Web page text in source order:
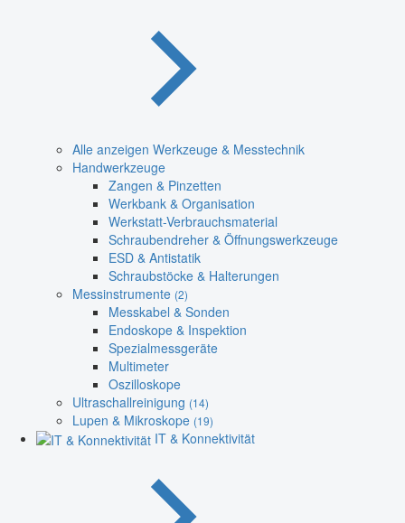
Alle anzeigen Werkzeuge & Messtechnik
Handwerkzeuge
Zangen & Pinzetten
Werkbank & Organisation
Werkstatt-Verbrauchsmaterial
Schraubendreher & Öffnungswerkzeuge
ESD & Antistatik
Schraubstöcke & Halterungen
Messinstrumente (2)
Messkabel & Sonden
Endoskope & Inspektion
Spezialmessgeräte
Multimeter
Oszilloskope
Ultraschallreinigung (14)
Lupen & Mikroskope (19)
IT & Konnektivität